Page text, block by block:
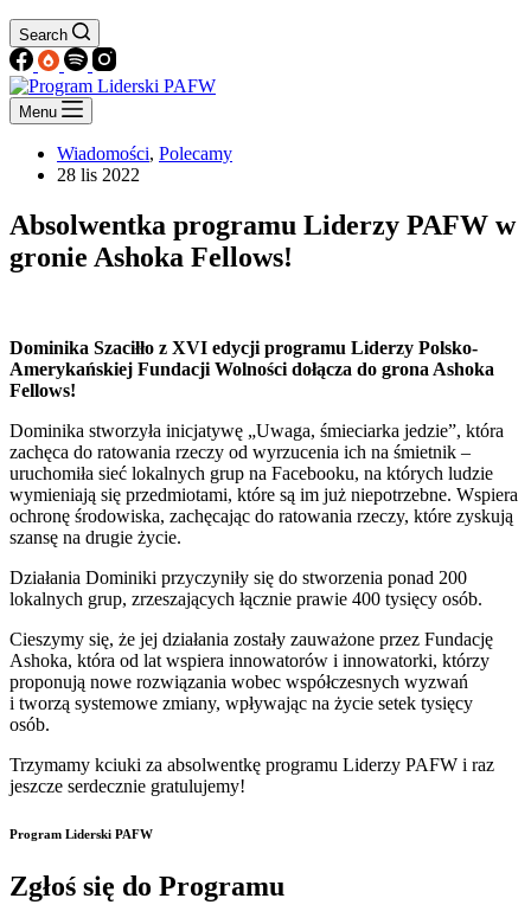
Search
Menu
Wiadomości, Polecamy
28 lis 2022
Absolwentka programu Liderzy PAFW w
gronie Ashoka Fellows!
Dominika Szaciłło z XVI edycji programu Liderzy Polsko-
Amerykańskiej Fundacji Wolności dołącza do grona Ashoka
Fellows!
Dominika stworzyła inicjatywę „Uwaga, śmieciarka jedzie”, która
zachęca do ratowania rzeczy od wyrzucenia ich na śmietnik –
uruchomiła sieć lokalnych grup na Facebooku, na których ludzie
wymieniają się przedmiotami, które są im już niepotrzebne. Wspiera
ochronę środowiska, zachęcając do ratowania rzeczy, które zyskują
szansę na drugie życie.
Działania Dominiki przyczyniły się do stworzenia ponad 200
lokalnych grup, zrzeszających łącznie prawie 400 tysięcy osób.
Cieszymy się, że jej działania zostały zauważone przez Fundację
Ashoka, która od lat wspiera innowatorów i innowatorki, którzy
proponują nowe rozwiązania wobec współczesnych wyzwań
i tworzą systemowe zmiany, wpływając na życie setek tysięcy
osób.
Trzymamy kciuki za absolwentkę programu Liderzy PAFW i raz
jeszcze serdecznie gratulujemy!
Program Liderski PAFW
Zgłoś się do Programu